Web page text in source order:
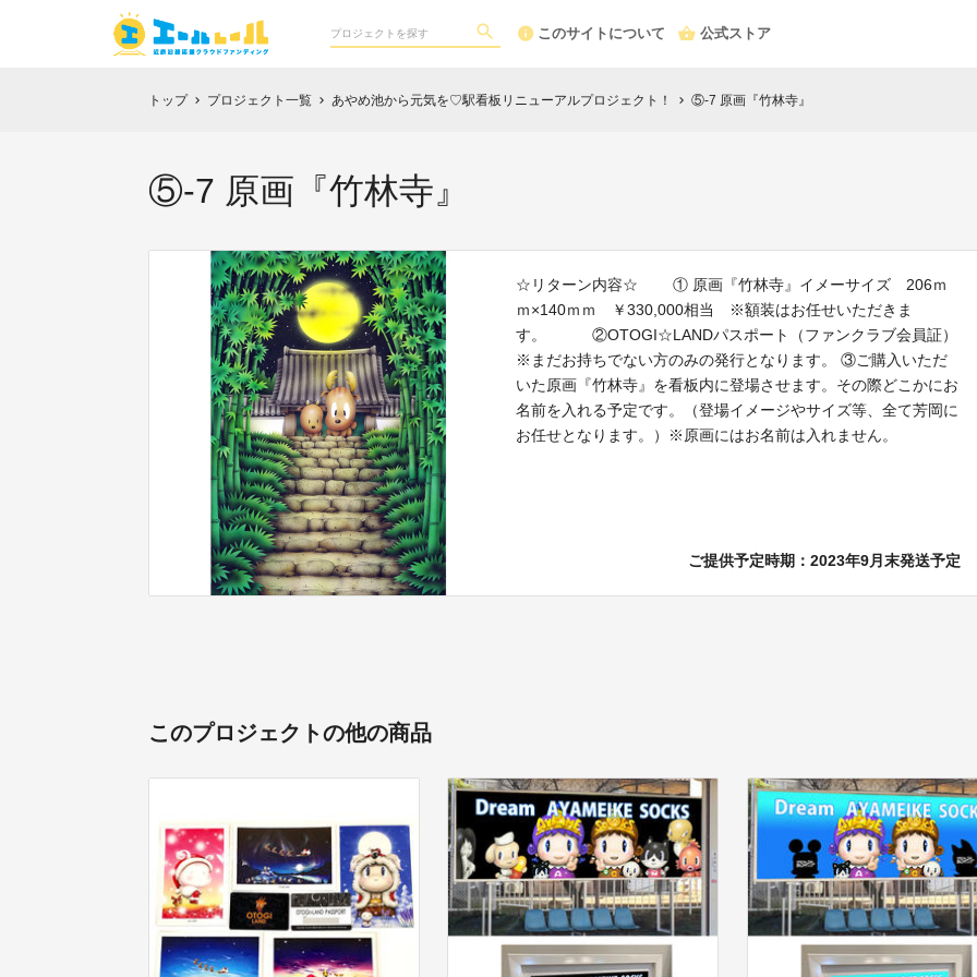
このサイトについて 公式ストア
トップ chevron_right プロジェクト一覧 chevron_right あやめ池から元気を♡駅看板リニューアルプロジェクト！ chevron_right ⑤-7 原画『竹林寺』
⑤-7 原画『竹林寺』
☆リターン内容☆ ① 原画『竹林寺』イメーサイズ 206ｍ
ｍ×140ｍｍ ￥330,000相当 ※額装はお任せいただきま
す。 ②OTOGI☆LANDパスポート（ファンクラブ会員証）
※まだお持ちでない方のみの発行となります。 ③ご購入いただ
いた原画『竹林寺』を看板内に登場させます。その際どこかにお
名前を入れる予定です。（登場イメージやサイズ等、全て芳岡に
お任せとなります。）※原画にはお名前は入れません。
ご提供予定時期：2023年9月末発送予定
このプロジェクトの他の商品